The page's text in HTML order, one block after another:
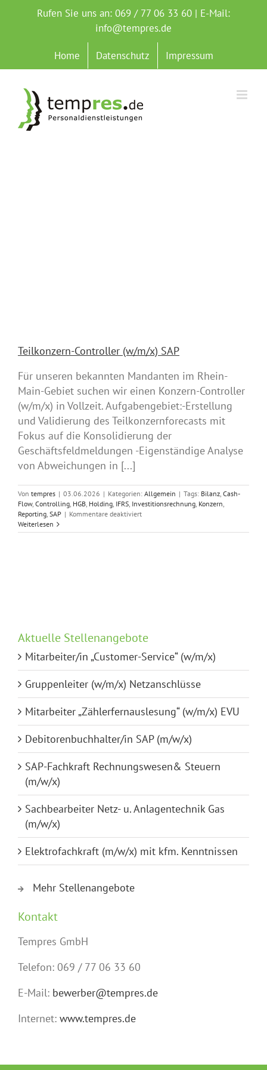
Rufen Sie uns an: 069 / 77 06 33 60 | E-Mail:
info@tempres.de
Home Datenschutz Impressum
Teilkonzern-Controller (w/m/x) SAP
Für unseren bekannten Mandanten im Rhein-
Main-Gebiet suchen wir einen Konzern-Controller
(w/m/x) in Vollzeit. Aufgabengebiet:-Erstellung
und Validierung des Teilkonzernforecasts mit
Fokus auf die Konsolidierung der
Geschäftsfeldmeldungen -Eigenständige Analyse
von Abweichungen in [...]
Von tempres | 03.06.2026 | Kategorien: Allgemein | Tags: Bilanz, Cash-
Flow, Controlling, HGB, Holding, IFRS, Investitionsrechnung, Konzern,
Reporting, SAP | Kommentare deaktiviertfür
Controller
Weiterlesen
Aktuelle Stellenangebote
Mitarbeiter/in „Customer-Service“ (w/m/x)
Gruppenleiter (w/m/x) Netzanschlüsse
Mitarbeiter „Zählerfernauslesung“ (w/m/x) EVU
Debitorenbuchhalter/in SAP (m/w/x)
SAP-Fachkraft Rechnungswesen& Steuern
(m/w/x)
Sachbearbeiter Netz- u. Anlagentechnik Gas
(m/w/x)
Elektrofachkraft (m/w/x) mit kfm. Kenntnissen
Mehr Stellenangebote
Kontakt
Tempres GmbH
Telefon: 069 / 77 06 33 60
E-Mail: bewerber@tempres.de
Internet: www.tempres.de